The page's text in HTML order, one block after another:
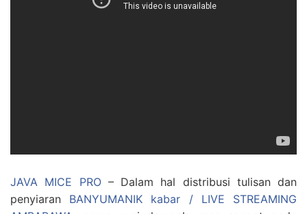
JAVA MICE PRO– Dalam hal distribusi tulisan dan
penyiaran BANYUMANIK kabar / LIVE STREAMING